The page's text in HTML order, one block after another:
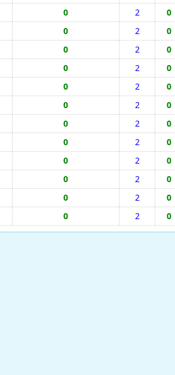
0 2 0
0 2 0
0 2 0
0 2 0
0 2 0
0 2 0
0 2 0
0 2 0
0 2 0
0 2 0
0 2 0
0 2 0